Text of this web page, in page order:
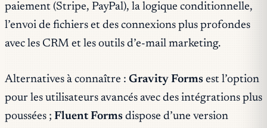
paiement (Stripe, PayPal), la logique conditionnelle,
l’envoi de fichiers et des connexions plus profondes
avec les CRM et les outils d’e-mail marketing.
Alternatives à connaître : Gravity Forms est l’option
pour les utilisateurs avancés avec des intégrations plus
poussées ; Fluent Forms dispose d’une version